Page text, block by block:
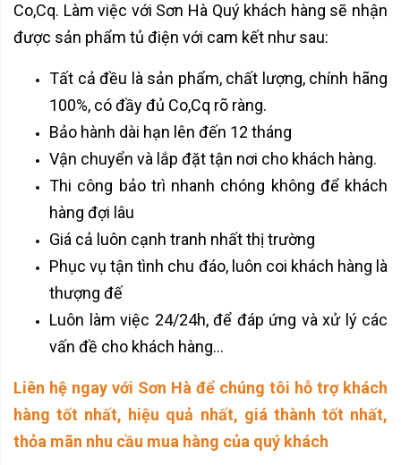
Co,Cq. Làm việc với Sơn Hà Quý khách hàng sẽ nhận
được sản phẩm tủ điện với cam kết như sau:
Tất cả đều là sản phẩm, chất lượng, chính hãng
100%, có đầy đủ Co,Cq rõ ràng.
Bảo hành dài hạn lên đến 12 tháng
Vận chuyển và lắp đặt tận nơi cho khách hàng.
Thi công bảo trì nhanh chóng không để khách
hàng đợi lâu
Giá cả luôn cạnh tranh nhất thị trường
Phục vụ tận tình chu đáo, luôn coi khách hàng là
thượng đế
Luôn làm việc 24/24h, để đáp ứng và xử lý các
vấn đề cho khách hàng...
Liên hệ ngay với Sơn Hà để chúng tôi hỗ trợ khách
hàng tốt nhất, hiệu quả nhất, giá thành tốt nhất,
thỏa mãn nhu cầu mua hàng của quý khách